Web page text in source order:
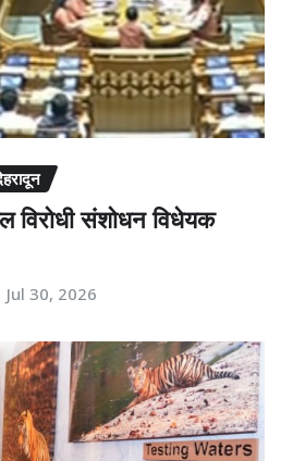
संशोधन विधेयक
Jul 30, 2026